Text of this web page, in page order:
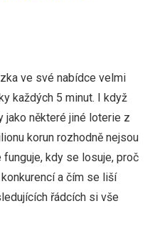
ve své nabídce velmi
každých 5 minut. I když
jako některé jiné loterie z
korun rozhodně nejsou
kdy se losuje, proč
a čím se liší
řádcích si vše